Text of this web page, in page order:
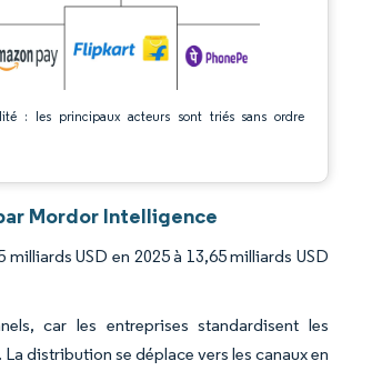
: les principaux acteurs sont triés sans ordre
Mordor Intelligence
USD en 2025 à 13,65 milliards USD
car les entreprises standardisent les
distribution se déplace vers les canaux en